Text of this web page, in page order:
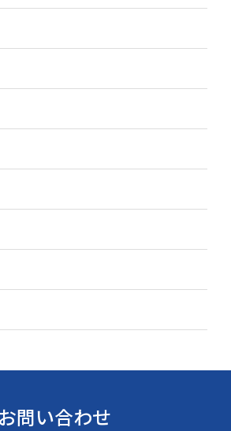
お問い合わせ